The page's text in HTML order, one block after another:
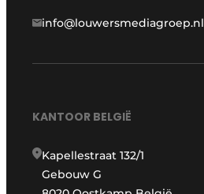
info@louwersmediagroep.nl
KANTOOR BELGIË
Kapellestraat 132/1
Gebouw G